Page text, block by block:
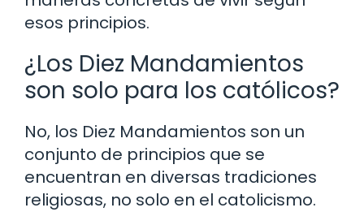
esos principios.
¿Los Diez Mandamientos
son solo para los católicos?
No, los Diez Mandamientos son un
conjunto de principios que se
encuentran en diversas tradiciones
religiosas, no solo en el catolicismo.